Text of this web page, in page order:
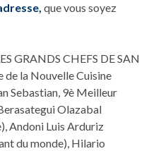
que vous soyez
GRANDS CHEFS DE SAN
la Nouvelle Cuisine
Sebastian, 9è Meilleur
Olazabal
Andoni Luis Arduriz
du monde), Hilario